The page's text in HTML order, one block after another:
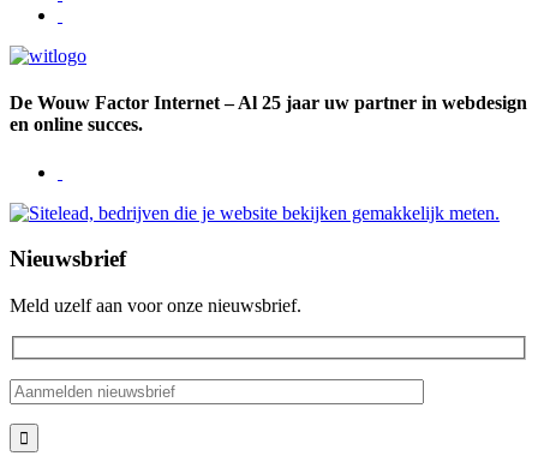
De Wouw Factor Internet – Al 25 jaar uw partner in webdesign
en online succes.
Nieuwsbrief
Meld uzelf aan voor onze nieuwsbrief.